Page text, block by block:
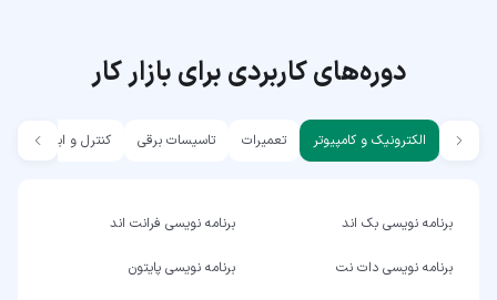
دوره‌های کاربردی برای بازار کار
الکترونیک و کامپیوتر تعمیرات تاسیسات برقی کنترل و ابزار دقیق
برنامه نویسی بک اند برنامه نویسی فرانت اند
برنامه نویسی دات نت برنامه نویسی پایتون